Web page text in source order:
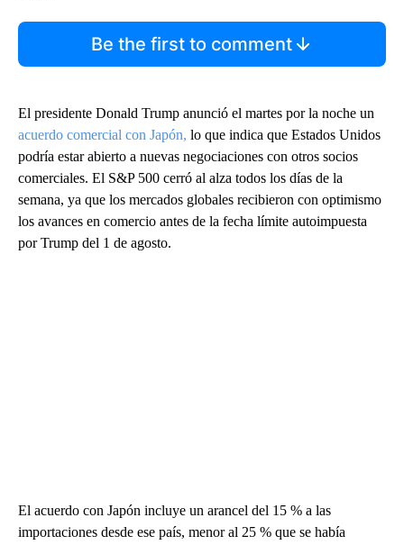
Be the first to comment
El presidente Donald Trump anunció el martes por la noche un
acuerdo comercial con Japón, lo que indica que Estados Unidos
podría estar abierto a nuevas negociaciones con otros socios
comerciales. El S&P 500 cerró al alza todos los días de la
semana, ya que los mercados globales recibieron con optimismo
los avances en comercio antes de la fecha límite autoimpuesta
por Trump del 1 de agosto.
El acuerdo con Japón incluye un arancel del 15 % a las
importaciones desde ese país, menor al 25 % que se había